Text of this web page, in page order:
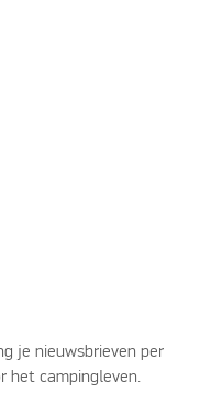
je nieuwsbrieven per
het campingleven.